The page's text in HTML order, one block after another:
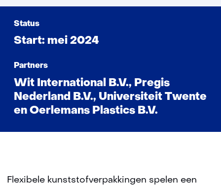
Status
Start: mei 2024
Partners
Wit International B.V., Pregis
Nederland B.V., Universiteit Twente
en Oerlemans Plastics B.V.
Flexibele kunststofverpakkingen spelen een